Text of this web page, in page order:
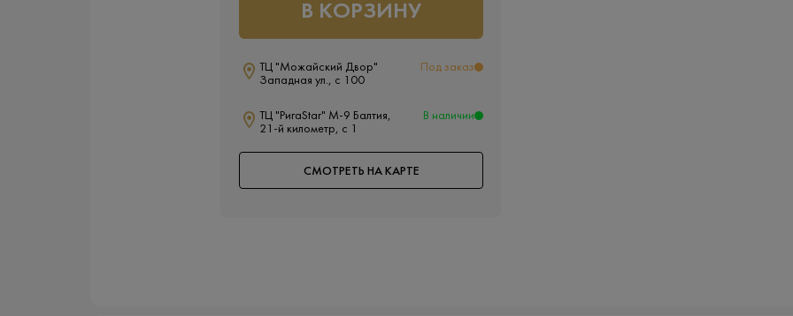
В КОРЗИНУ
ТЦ "Можайский Двор"
Западная ул., с 100
Под заказ
ТЦ "РигаStar" М-9 Балтия,
21-й километр, с 1
В наличии
СМОТРЕТЬ НА КАРТЕ